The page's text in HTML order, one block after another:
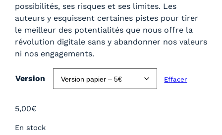
:
4
,
0
0
€
à
possibilités, ses risques et ses limites. Les
auteurs y esquissent certaines pistes pour tirer
le meilleur des potentialités que nous offre la
révolution digitale sans y abandonner nos valeurs
ni nos engagements.
Version Effacer
5,00€
En stock